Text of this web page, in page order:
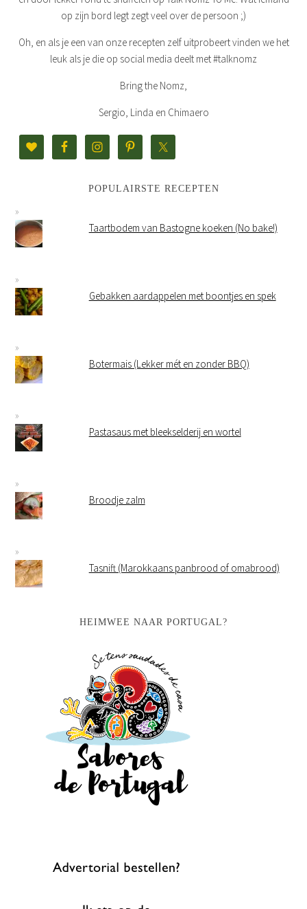
op zijn bord legt zegt veel over de persoon ;)
Oh, en als je een van onze recepten zelf uitprobeert vinden we het
leuk als je die op social media deelt met #talknomz
Bring the Nomz,
Sergio, Linda en Chimaero
POPULAIRSTE RECEPTEN
Taartbodem van Bastogne koeken (No bake!)
Gebakken aardappelen met boontjes en spek
Botermais (Lekker mét en zonder BBQ)
Pastasaus met bleekselderij en wortel
Broodje zalm
Tasnift (Marokkaans panbrood of omabrood)
HEIMWEE NAAR PORTUGAL?